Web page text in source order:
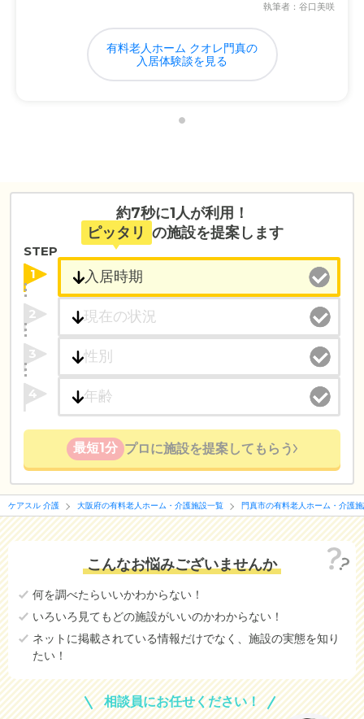
執筆者：谷口美咲
有料老人ホーム クオレ門真の
入居体験談を見る
約7秒に1人が利用！
ピッタリ の施設を提案します
STEP
1
2
3
4
最短1分 プロに施設を提案してもらう
ケアスル 介護 大阪府の有料老人ホーム・介護施設一覧 門真市の有料老人ホーム・介護
こんなお悩みございませんか
何を調べたらいいかわからない！
いろいろ見てもどの施設がいいのかわからない！
ネットに掲載されている情報だけでなく、施設の実態を知り
たい！
相談員にお任せください！